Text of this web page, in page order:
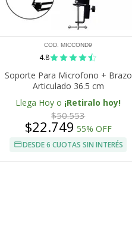
COD. MICCOND9
4.8
Soporte Para Microfono + Brazo
Articulado 36.5 cm
Llega Hoy o ¡Retiralo hoy!
$50.553
$22.749 55% OFF
DESDE 6 CUOTAS SIN INTERÉS